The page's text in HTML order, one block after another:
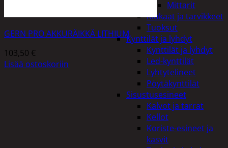
Mittarit
Kiukaat ja tarvikkeet
Tuoksut
Kynttilät ja lyhdyt
Kynttilät ja lyhdyt
Led-kynttilät
Lyhtytelineet
Pöytäkynttilät
Sisustusesineet
Kalvot ja tarrat
Kellot
Koriste-esineet ja
kasvit
GERN PRO AKKURÄIKKÄ LITHIUM
103,50 €
Lisää ostoskoriin